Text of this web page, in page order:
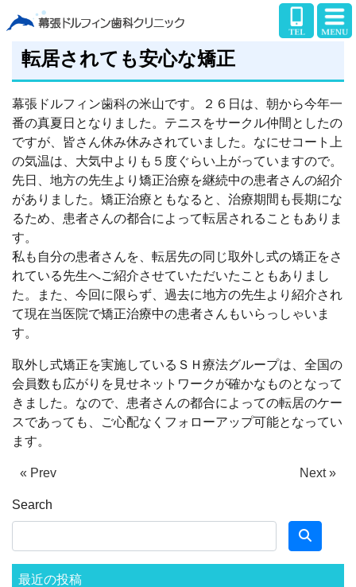
転居されても安心な矯正
幕張ドルフィン歯科の米山です。２６日は、朝から今年一
番の真夏日となりました。テニスをサークル仲間としたの
ですが、皆さん休み休みされていました。なにせコート上
の気温は、大気中よりも５度ぐらい上がっていますので。
先日、地方の先生より矯正治療を継続中の患者さんの紹介
がありました。矯正治療ともなると、治療期間も長期にな
るため、患者さんの都合によって転居されることもありま
す。
私も自分の患者さんを、転居先の同じ取外し式の矯正をさ
れている先生へご紹介させていただいたこともありまし
た。また、今回に限らず、過去に地方の先生より紹介され
て現在当医院で矯正治療中の患者さんもいらっしゃいま
す。
取外し式矯正を実施しているＳＨ療法グループは、全国の
会員数も広がりを見せネットワークが確かなものとなって
きました。なので、患者さんの都合によっての転居のケー
スであっても、ご心配なくフォローアップ可能となってい
ます。
« Prev Next »
Search
最近の投稿